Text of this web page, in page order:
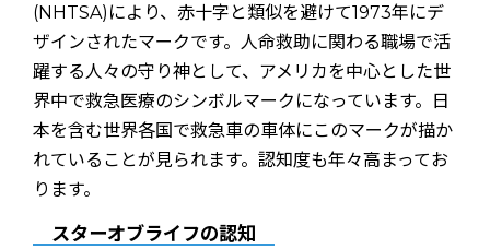
(NHTSA)により、赤十字と類似を避けて1973年にデ
ザインされたマークです。人命救助に関わる職場で活
躍する人々の守り神として、アメリカを中心とした世
界中で救急医療のシンボルマークになっています。日
本を含む世界各国で救急車の車体にこのマークが描か
れていることが見られます。認知度も年々高まってお
ります。
スターオブライフの認知